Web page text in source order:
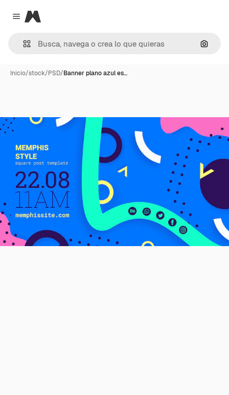
Close menu
Magnific
Inicio/stock/PSD/Banner plano azul es…